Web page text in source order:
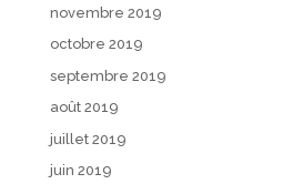
novembre 2019
octobre 2019
septembre 2019
août 2019
juillet 2019
juin 2019